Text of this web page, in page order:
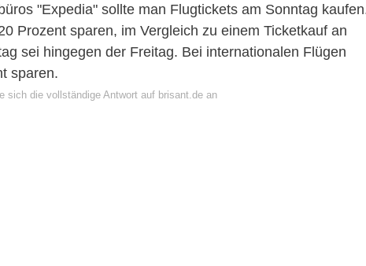
"Expedia" sollte man Flugtickets am Sonntag
Prozent sparen, im Vergleich zu einem Ticketkauf an
sei hingegen der Freitag. Bei internationalen Flügen
sparen.
sich die vollständige Antwort auf brisant.de an